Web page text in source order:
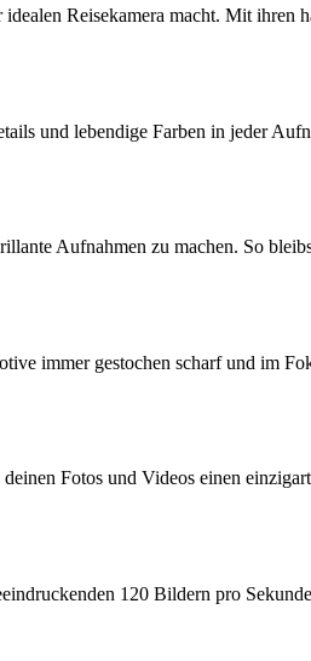
Reisekamera macht. Mit ihren
und lebendige Farben in jeder
Aufnahmen zu machen. So
immer gestochen scharf und im
Fotos und Videos einen
120 Bildern pro